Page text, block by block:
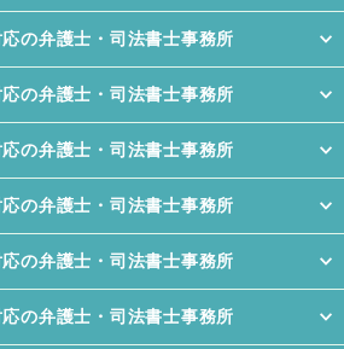
応の弁護士・司法書士事務所
応の弁護士・司法書士事務所
応の弁護士・司法書士事務所
応の弁護士・司法書士事務所
応の弁護士・司法書士事務所
応の弁護士・司法書士事務所